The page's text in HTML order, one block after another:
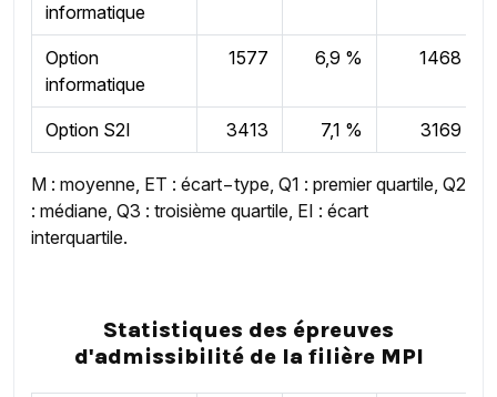
informatique
Option
informatique
1577 6,9 % 1468
Option S2I 3413 7,1 % 3169
M : moyenne, ET : écart−type, Q1 : premier quartile, Q2
: médiane, Q3 : troisième quartile, EI : écart
interquartile.
Statistiques des épreuves
d'admissibilité de la filière MPI